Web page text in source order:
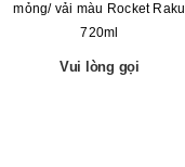
mỏng/ vải màu Rocket Raku
720ml
Vui lòng gọi